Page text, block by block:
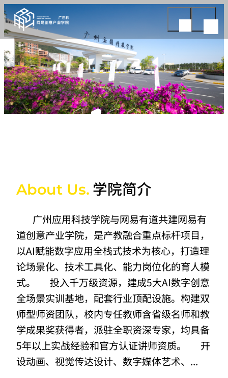
About Us. 学院简介
广州应用科技学院与网易有道共建网易有
道创意产业学院，是产教融合重点标杆项目，
以AI赋能数字应用全栈式技术为核心，打造理
论场景化、技术工具化、能力岗位化的育人模
式。 投入千万级资源，建成5大AI数字创意
全场景实训基地，配套行业顶配设施。构建双
师型师资团队，校内专任教师含省级名师和教
学成果奖获得者，派驻全职资深专家，均具备
5年以上实战经验和官方认证讲师资质。 开
设动画、视觉传达设计、数字媒体艺术、...